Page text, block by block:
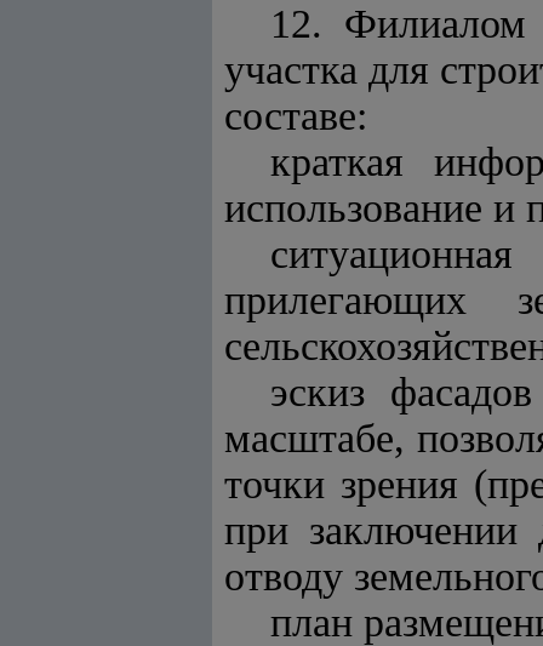
12. Филиалом
участка для
составе:
краткая
использование и
прилегающих
эскиз
масштабе,
точки зрения
при заключении
отводу
план